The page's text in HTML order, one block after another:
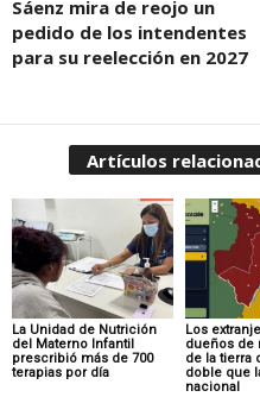
Sáenz mira de reojo un
pedido de los intendentes
para su reelección en 2027
Artículos
La Unidad de Nutrición
del Materno Infantil
prescribió más de 700
terapias por día
Los
dueños de
de la tierra
doble que
nacional